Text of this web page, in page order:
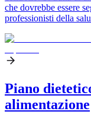
che dovrebbe essere
professionisti della
Piano
alimentazione